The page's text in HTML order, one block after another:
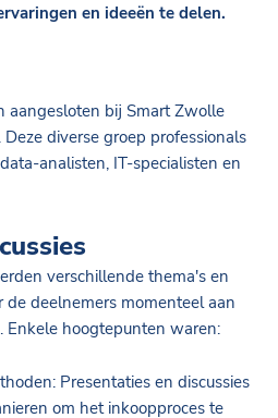
en ideeën te delen.
aangesloten bij Smart Zwolle
diverse groep professionals
analisten, IT-specialisten en
verschillende thema's en
deelnemers momenteel aan
hoogtepunten waren:
Presentaties en discussies
om het inkoopproces te